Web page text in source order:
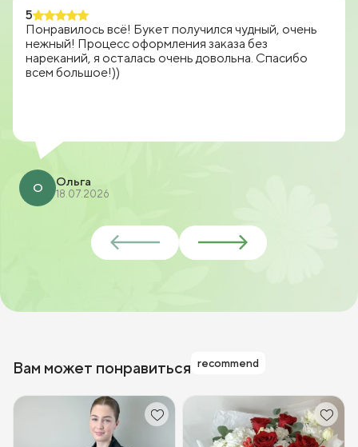
5
Понравилось всё! Букет получился чудный, очень
нежный! Процесс оформления заказа без
нареканий, я осталась очень довольна. Спасибо
всем большое!))
О Ольга
18.07.2026
Вам может понравиться recommend